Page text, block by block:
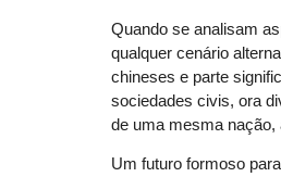
Quando se analisam
qualquer cenário
chineses e parte
sociedades civis, ora
de uma mesma nação,
Um futuro formoso